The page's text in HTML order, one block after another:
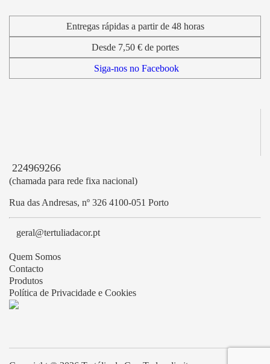
Entregas rápidas a partir de 48 horas
Desde 7,50 € de portes
Siga-nos no Facebook
224969266
(chamada para rede fixa nacional)
Rua das Andresas, nº 326 4100-051 Porto
geral@tertuliadacor.pt
Quem Somos
Contacto
Produtos
Política de Privacidade e Cookies